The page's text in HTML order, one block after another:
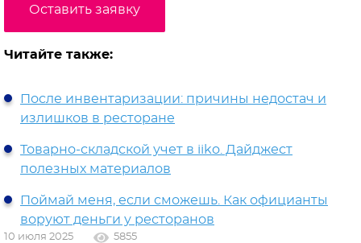
Оставить заявку
Читайте также:
После инвентаризации: причины недостач и
излишков в ресторане
Товарно-складской учет в iiko. Дайджест
полезных материалов
Поймай меня, если сможешь. Как официанты
воруют деньги у ресторанов
10 июля 2025 5855